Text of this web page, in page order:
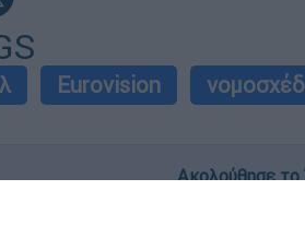
Eurovision
Ακολούθησε το